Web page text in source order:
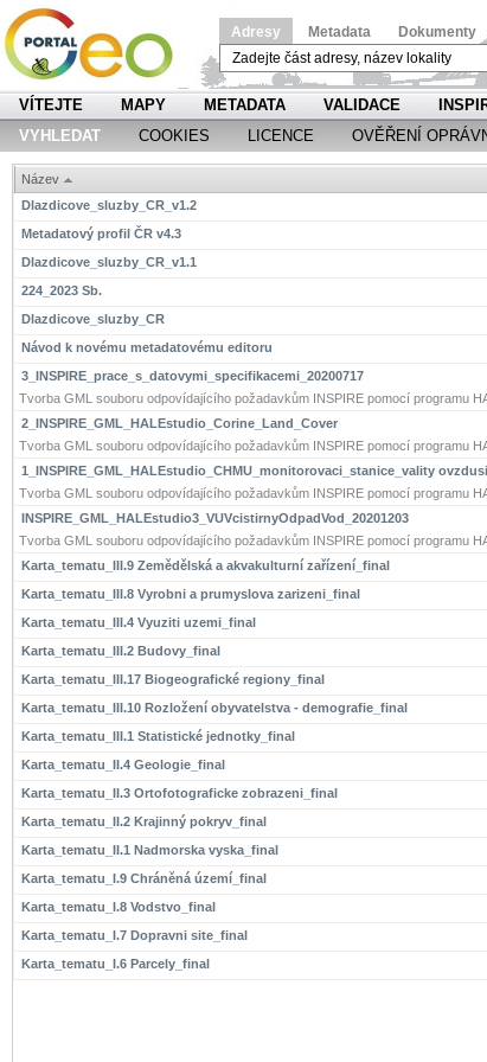
Adresy Metadata Dokumenty
VÍTEJTE MAPY METADATA VALIDACE
VYHLEDAT
COOKIES LICENCE OVĚŘENÍ
Název
Dlazdicove_sluzby_CR_v1.2
Metadatový profil ČR v4.3
Dlazdicove_sluzby_CR_v1.1
224_2023 Sb.
Dlazdicove_sluzby_CR
Návod k novému metadatovému editoru
3_INSPIRE_prace_s_datovymi_specifikacemi_20200717
Tvorba GML souboru odpovídajícího požadavkům INSPIRE pomocí programu
2_INSPIRE_GML_HALEstudio_Corine_Land_Cover
Tvorba GML souboru odpovídajícího požadavkům INSPIRE pomocí programu
1_INSPIRE_GML_HALEstudio_CHMU_monitorovaci_stanice_vality ovzdusi
Tvorba GML souboru odpovídajícího požadavkům INSPIRE pomocí programu
INSPIRE_GML_HALEstudio3_VUVcistirnyOdpadVod_20201203
Tvorba GML souboru odpovídajícího požadavkům INSPIRE pomocí programu
Karta_tematu_III.9 Zemědělská a akvakulturní zařízení_final
Karta_tematu_III.8 Vyrobni a prumyslova zarizeni_final
Karta_tematu_III.4 Vyuziti uzemi_final
Karta_tematu_III.2 Budovy_final
Karta_tematu_III.17 Biogeografické regiony_final
Karta_tematu_III.10 Rozložení obyvatelstva - demografie_final
Karta_tematu_III.1 Statistické jednotky_final
Karta_tematu_II.4 Geologie_final
Karta_tematu_II.3 Ortofotograficke zobrazeni_final
Karta_tematu_II.2 Krajinný pokryv_final
Karta_tematu_II.1 Nadmorska vyska_final
Karta_tematu_I.9 Chráněná území_final
Karta_tematu_I.8 Vodstvo_final
Karta_tematu_I.7 Dopravni site_final
Karta_tematu_I.6 Parcely_final